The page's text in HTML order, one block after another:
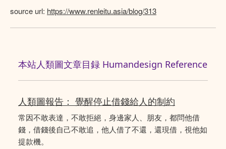
source url: https://www.renleitu.asia/blog/313
本站人類圖文章目録 Humandesign Reference
人類圖報告： 覺醒停止借錢給人的制約
常因不敢表達，不敢拒絕，身邊家人、朋友，都問他借
錢，借錢後自己不敢追，他人借了不還，還現借，視他如
提款機。